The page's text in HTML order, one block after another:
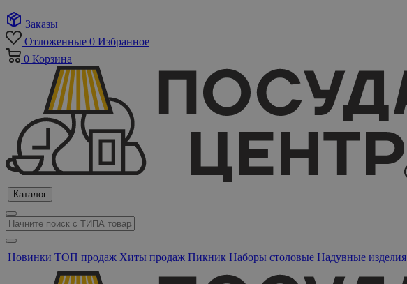
Заказы
Отложенные 0 Избранное
0 Корзина
Каталог
Новинки ТОП продаж Хиты продаж Пикник Наборы столовые Надувные изделия